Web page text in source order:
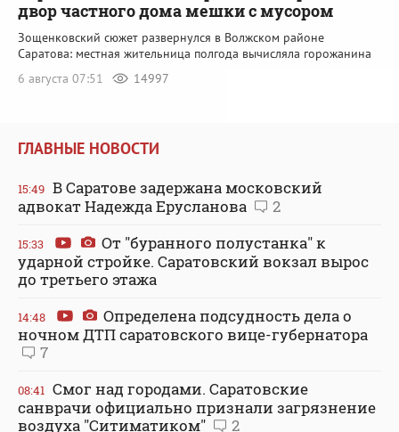
двор частного дома мешки с мусором
Зощенковский сюжет развернулся в Волжском районе
Саратова: местная жительница полгода вычисляла горожанина
6 августа 07:51
14997
ГЛАВНЫЕ НОВОСТИ
15:49 В Саратове задержана московский
адвокат Надежда Ерусланова
2
15:33
От "буранного полустанка" к
ударной стройке. Саратовский вокзал вырос
до третьего этажа
14:48
Определена подсудность дела о
ночном ДТП саратовского вице-губернатора
7
08:41 Смог над городами. Саратовские
санврачи официально признали загрязнение
воздуха "Ситиматиком"
2